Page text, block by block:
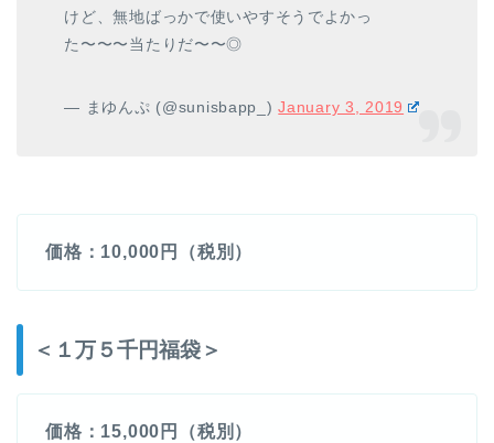
けど、無地ばっかで使いやすそうでよかっ
た〜〜〜当たりだ〜〜◎
— まゆんぷ (@sunisbapp_)January 3, 2019
価格：10,000円（税別）
＜１万５千円福袋＞
価格：15,000円（税別）